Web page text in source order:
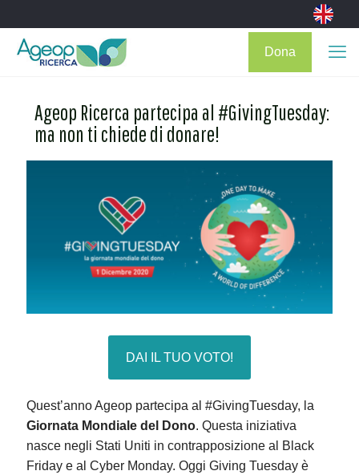
Dona
Ageop Ricerca partecipa al #GivingTuesday:
ma non ti chiede di donare!
DAI IL TUO VOTO!
Quest’anno Ageop partecipa al #GivingTuesday, la
Giornata Mondiale del Dono. Questa iniziativa
nasce negli Stati Uniti in contrapposizione al Black
Friday e al Cyber Monday. Oggi Giving Tuesday è